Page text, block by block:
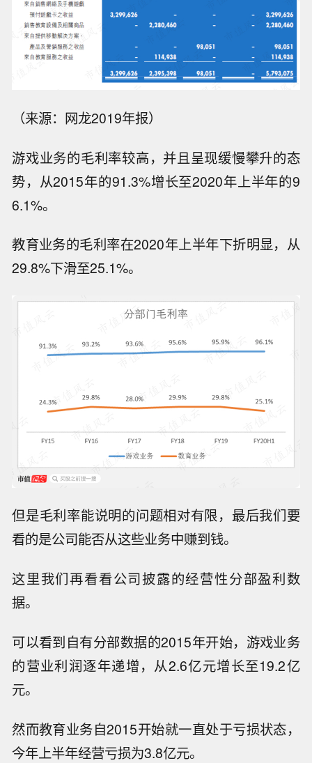
（来源：网龙2019年报）
游戏业务的毛利率较高，并且呈现缓慢攀升的态
势，从2015年的91.3%增长至2020年上半年的9
6.1%。
教育业务的毛利率在2020年上半年下折明显，从
29.8%下滑至25.1%。
但是毛利率能说明的问题相对有限，最后我们要
看的是公司能否从这些业务中赚到钱。
这里我们再看看公司披露的经营性分部盈利数
据。
可以看到自有分部数据的2015年开始，游戏业务
的营业利润逐年递增，从2.6亿元增长至19.2亿
元。
然而教育业务自2015开始就一直处于亏损状态，
今年上半年经营亏损为3.8亿元。